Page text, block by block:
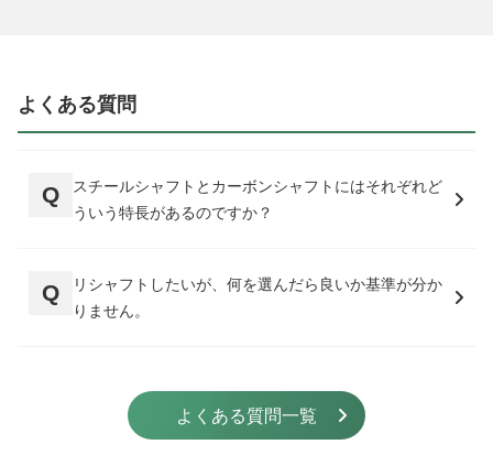
よくある質問
スチールシャフトとカーボンシャフトにはそれぞれど
ういう特長があるのですか？
リシャフトしたいが、何を選んだら良いか基準が分か
りません。
よくある質問一覧